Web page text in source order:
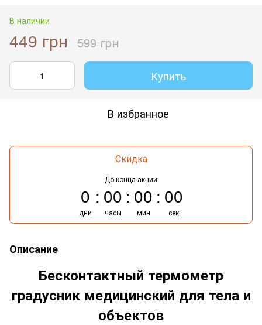
В наличии
449 грн 599 грн
Купить
В избранное
Скидка
До конца акции
0
дни
00
часы
00
мин
00
сек
Описание
Бесконтактный термометр
градусник медицинский для тела и
объектов